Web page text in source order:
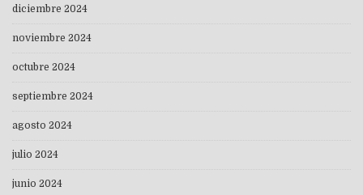
diciembre 2024
noviembre 2024
octubre 2024
septiembre 2024
agosto 2024
julio 2024
junio 2024